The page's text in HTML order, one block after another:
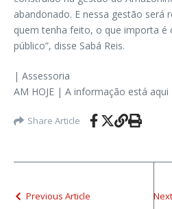
abandonado. E nessa gestão será
quem tenha feito, o que importa é
público”, disse Sabá Reis.
| Assessoria
AM HOJE | A informação está aqui
Share Article
Previous Article